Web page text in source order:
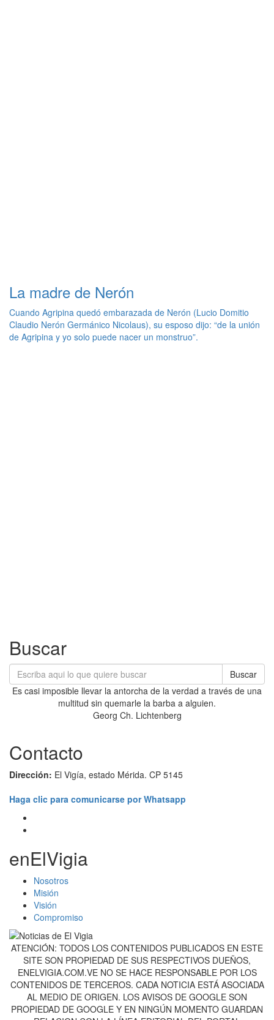
La madre de Nerón
Cuando Agripina quedó embarazada de Nerón (Lucio Domitio
Claudio Nerón Germánico Nicolaus), su esposo dijo: “de la unión
de Agripina y yo solo puede nacer un monstruo”.
Buscar
Buscar
Es casi imposible llevar la antorcha de la verdad a través de una
multitud sin quemarle la barba a alguien.
Georg Ch. Lichtenberg
Contacto
Dirección: El Vigía, estado Mérida. CP 5145
Haga clic para comunicarse por Whatsapp
enElVigia
Nosotros
Misión
Visión
Compromiso
ATENCIÓN: TODOS LOS CONTENIDOS PUBLICADOS EN ESTE
SITE SON PROPIEDAD DE SUS RESPECTIVOS DUEÑOS,
ENELVIGIA.COM.VE NO SE HACE RESPONSABLE POR LOS
CONTENIDOS DE TERCEROS. CADA NOTICIA ESTÁ ASOCIADA
AL MEDIO DE ORIGEN. LOS AVISOS DE GOOGLE SON
PROPIEDAD DE GOOGLE Y EN NINGÚN MOMENTO GUARDAN